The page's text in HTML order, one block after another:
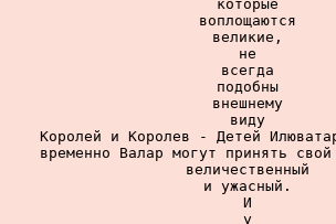
которые
воплощаются
великие,
не
всегда
подобны
внешнему
виду
Королей и Королев - Детей
временно Валар могут принять
величественный
и ужасный.
И
у